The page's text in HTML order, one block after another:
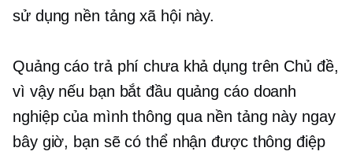
sử dụng nền tảng xã hội này.
Quảng cáo trả phí chưa khả dụng trên Chủ đề,
vì vậy nếu bạn bắt đầu quảng cáo doanh
nghiệp của mình thông qua nền tảng này ngay
bây giờ, bạn sẽ có thể nhận được thông điệp